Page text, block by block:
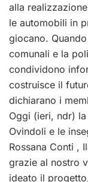
alla
le automobili in
giocano.
comunali e la
condividono
costruisce il
dichiarano i
Oggi (ieri, ndr)
Ovindoli e le
Rossana Conti ,
grazie al nostro
ideato il